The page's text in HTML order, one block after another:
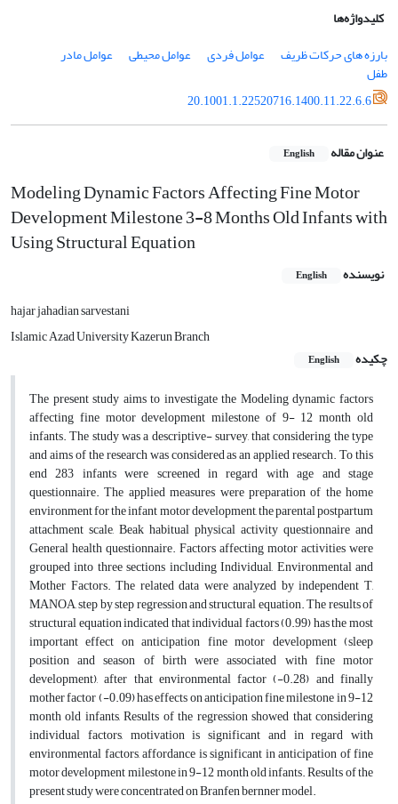
کلیدواژه‌ها
بارزه های حرکات ظریف
عوامل فردی عوامل محیطی عوامل مادر
طفل
20.1001.1.22520716.1400.11.22.6.6
عنوان مقاله English
Modeling Dynamic Factors Affecting Fine Motor
Development Milestone 3-8 Months Old Infants with
Using Structural Equation
نویسنده English
hajar jahadian sarvestani
Islamic Azad University Kazerun Branch
چکیده
English
The present study aims to investigate the Modeling dynamic factors
affecting fine motor development milestone of 9- 12 month old
infants. The study was a descriptive- survey, that considering the type
and aims of the research was considered as an applied research. To this
end 283 infants were screened in regard with age and stage
questionnaire. The applied measures were preparation of the home
environment for the infant motor development, the parental postpartum
attachment scale, Beak habitual physical activity questionnaire and
General health questionnaire. Factors affecting motor activities were
grouped into three sections including Individual, Environmental and
Mother Factors. The related data were analyzed by independent T,
MANOA, step by step regression and structural equation. The results of
structural equation indicated that individual factors (0.99) has the most
important effect on anticipation fine motor development (sleep
position and season of birth were associated with fine motor
development), after that environmental factor (-0.28) and finally
mother factor (-0.09) has effects on anticipation fine milestone in 9-12
month old infants, Results of the regression showed that considering
individual factors, motivation is significant and in regard with
environmental factors, affordance is significant in anticipation of fine
motor development milestone in 9-12 month old infants. Results of the
present study were concentrated on Branfen bernner model.